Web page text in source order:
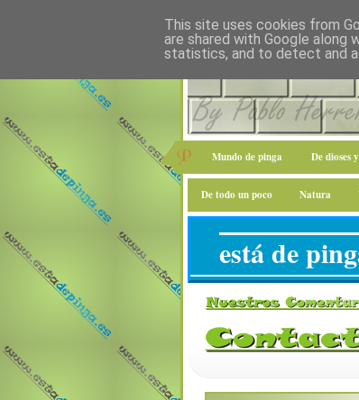
Mundo de pinga De dioses
De todo un poco Natura
está de
This site uses cookies from
are shared with Google
statistics, and to detect and